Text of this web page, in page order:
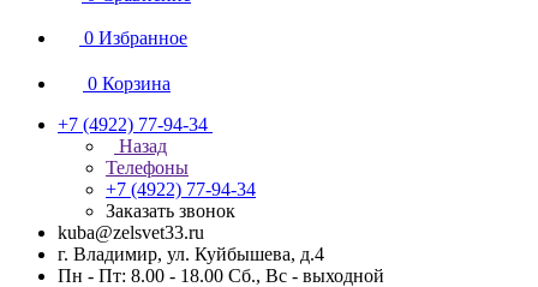
0 Избранное
0 Корзина
+7 (4922) 77-94-34
Назад
Телефоны
+7 (4922) 77-94-34
Заказать звонок
kuba@zelsvet33.ru
г. Владимир, ул. Куйбышева, д.4
Пн - Пт: 8.00 - 18.00 Сб., Вс - выходной